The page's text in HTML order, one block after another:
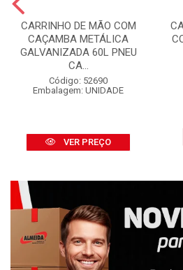
CARRINHO DE MÃO COM
CAÇAMBA METÁLICA
GALVANIZADA 60L PNEU
CA...
Código: 52690
Embalagem: UNIDADE
VER PREÇO